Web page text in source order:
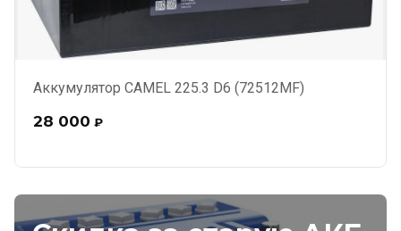
Аккумулятор CAMEL 225.3 D6 (72512MF)
28 000 ₽